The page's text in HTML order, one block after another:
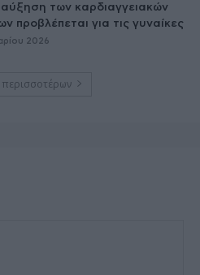
των καρδιαγγειακών
προβλέπεται για τις γυναίκες
2026